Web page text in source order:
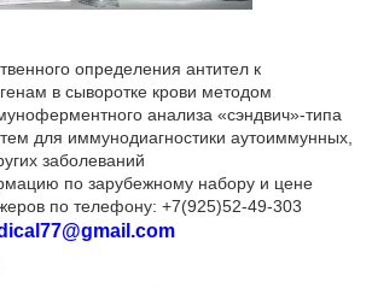
определения антител к
в сыворотке крови методом
анализа «сэндвич»-типа
для иммунодиагностики аутоиммунных,
заболеваний
по зарубежному набору и цене
по телефону: +7(925)52-49-303